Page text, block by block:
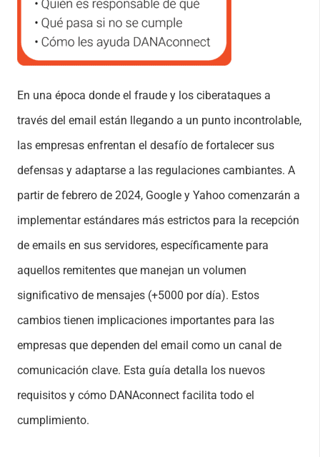
En una época donde el fraude y los ciberataques a
través del email están llegando a un punto incontrolable,
las empresas enfrentan el desafío de fortalecer sus
defensas y adaptarse a las regulaciones cambiantes. A
partir de febrero de 2024, Google y Yahoo comenzarán a
implementar estándares más estrictos para la recepción
de emails en sus servidores, específicamente para
aquellos remitentes que manejan un volumen
significativo de mensajes (+5000 por día). Estos
cambios tienen implicaciones importantes para las
empresas que dependen del email como un canal de
comunicación clave. Esta guía detalla los nuevos
requisitos y cómo DANAconnect facilita todo el
cumplimiento.